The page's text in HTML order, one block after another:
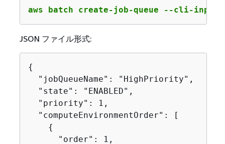
aws batch create-job-queue --cli-
JSON ファイル形式:
{
  "jobQueueName": "HighPriority",
  "state": "ENABLED",
  "priority": 1,
  "computeEnvironmentOrder": [
{
      "order": 1,